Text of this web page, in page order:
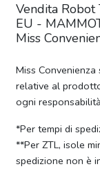
Vendita
EU -
Miss
Miss
relative al
ogni
*Per tempi di
**Per ZTL, isole
spedizione non è